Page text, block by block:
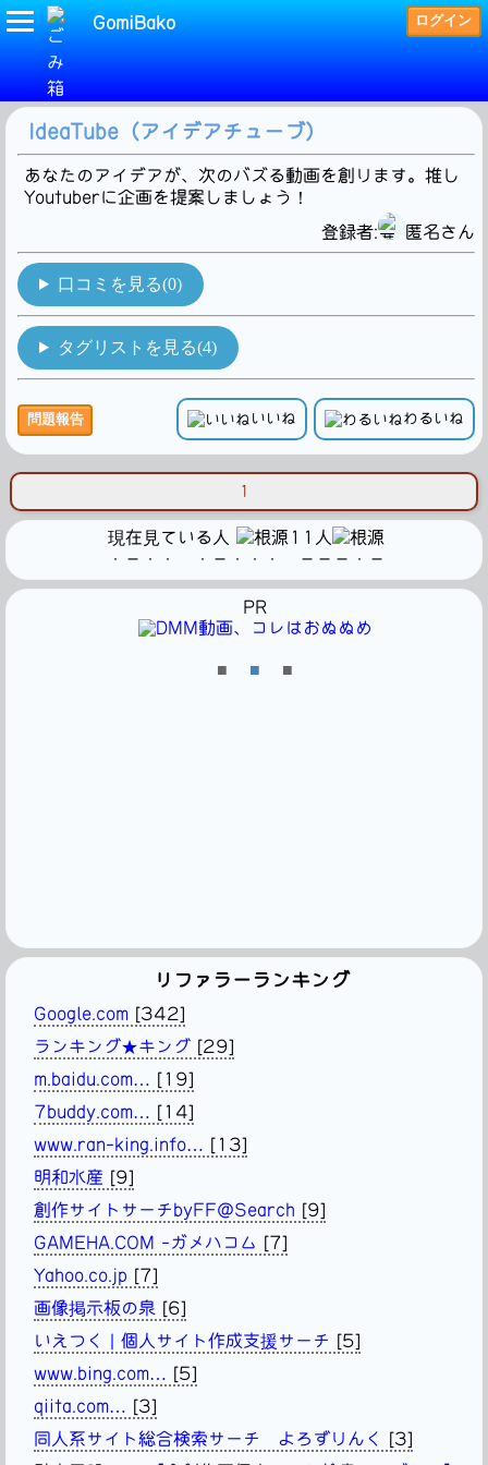
GomiBako ログイン
(YouTuber)タグの検索結果です。1Hit!
IdeaTube（アイデアチューブ）
あなたのアイデアが、次のバズる動画を創ります。推し
Youtuberに企画を提案しましょう！
登録者:
匿名さん
口コミを見る(0)
タグリストを見る(4)
問題報告 いいね わるいね
1
現在見ている人
11人
・－・・ ・－・・・ －－－・－
PR
■ ■ ■
リファラーランキング
Google.com [342]
ランキング★キング [29]
m.baidu.com…
[19]
7buddy.com…
[14]
www.ran-king.info…
[13]
明和水産 [9]
創作サイトサーチbyFF@Search [9]
GAMEHA.COM -ガメハコム
[7]
Yahoo.co.jp [7]
画像掲示板の泉 [6]
いえつく | 個人サイト作成支援サーチ
[5]
www.bing.com…
[5]
qiita.com…
[3]
同人系サイト総合検索サーチ よろずりんく
[3]